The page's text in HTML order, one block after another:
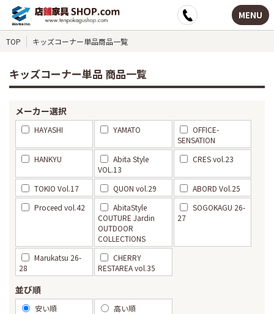
MENU
TOP キッズコーナー単品商品一覧
キッズコーナー単品 商品一覧
メーカー選択
HAYASHI YAMATO
OFFICE-
SENSATION
HANKYU
Abita Style
VOL.13
CRES vol.23
TOKIO Vol.17 QUON vol.29
ABORD Vol.25
Proceed vol.42
AbitaStyle
COUTURE Jardin
OUTDOOR
COLLECTIONS
SOGOKAGU 26-
27
Marukatsu 26-
28
CHERRY
RESTAREA vol.35
並び順
安い順 高い順